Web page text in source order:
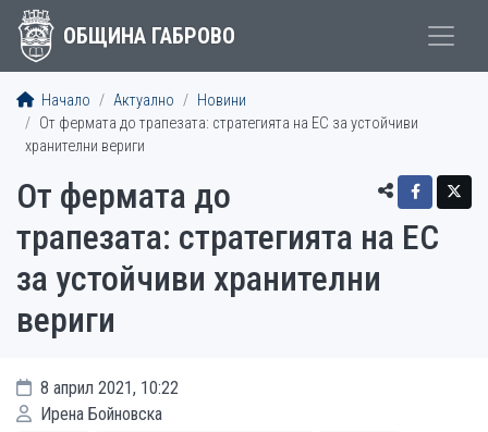
ОБЩИНА ГАБРОВО
Начало Актуално
Новини
От фермата до трапезата: стратегията на ЕС за устойчиви
хранителни вериги
От фермата до
трапезата: стратегията на ЕС
за устойчиви хранителни
вериги
8 април 2021, 10:22
Ирена Бойновска